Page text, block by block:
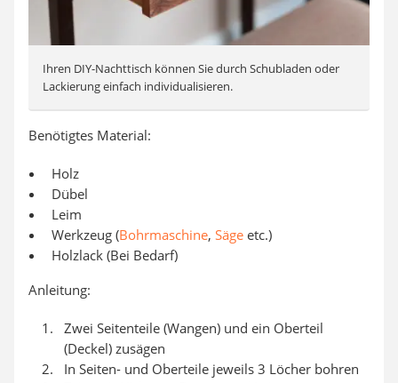
Ihren DIY-Nachttisch können Sie durch Schubladen oder
Lackierung einfach individualisieren.
Benötigtes Material:
Holz
Dübel
Leim
Werkzeug (Bohrmaschine, Säge etc.)
Holzlack (Bei Bedarf)
Anleitung:
Zwei Seitenteile (Wangen) und ein Oberteil
(Deckel) zusägen
In Seiten- und Oberteile jeweils 3 Löcher bohren